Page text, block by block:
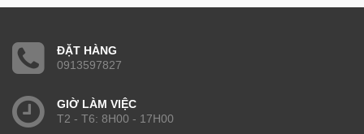
ĐẶT HÀNG
0913597827
GIỜ LÀM VIỆC
T2 - T6: 8H00 - 17H00